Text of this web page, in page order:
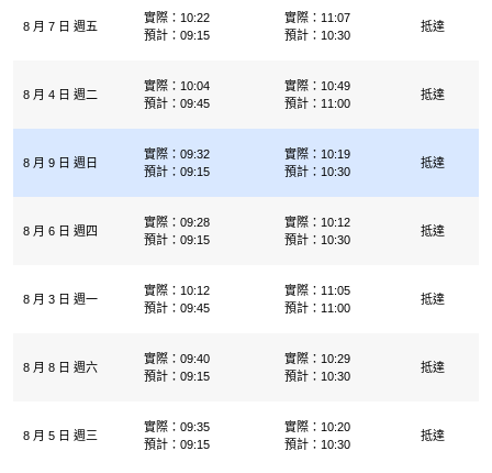
8 月 7 日 週五
實際：10:22
預計：09:15
實際：11:07
預計：10:30
抵達
8 月 4 日 週二
實際：10:04
預計：09:45
實際：10:49
預計：11:00
抵達
8 月 9 日 週日
實際：09:32
預計：09:15
實際：10:19
預計：10:30
抵達
8 月 6 日 週四
實際：09:28
預計：09:15
實際：10:12
預計：10:30
抵達
8 月 3 日 週一
實際：10:12
預計：09:45
實際：11:05
預計：11:00
抵達
8 月 8 日 週六
實際：09:40
預計：09:15
實際：10:29
預計：10:30
抵達
8 月 5 日 週三
實際：09:35
預計：09:15
實際：10:20
預計：10:30
抵達